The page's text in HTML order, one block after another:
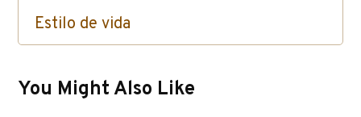
Estilo de vida
You Might Also Like